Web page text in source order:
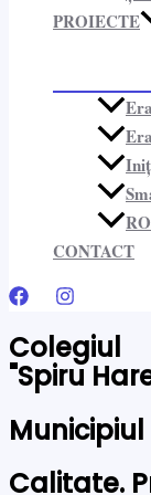
PROIECTE​
CONTACT
Colegiul
"Spiru
Calitate.